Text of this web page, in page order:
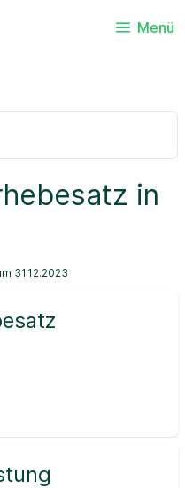
Menü
in
31.12.2023